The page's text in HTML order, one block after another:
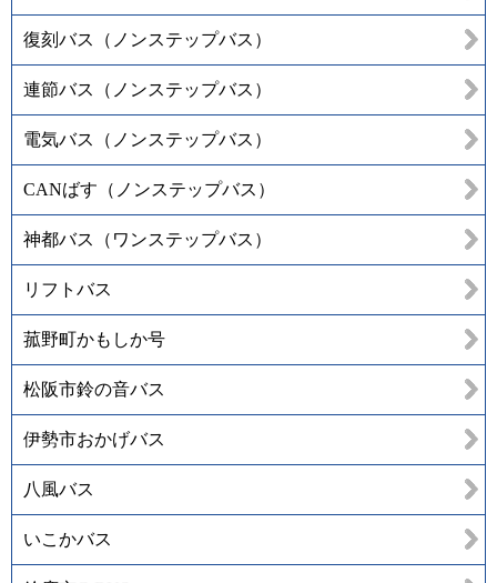
復刻バス（ノンステップバス）
連節バス（ノンステップバス）
電気バス（ノンステップバス）
CANばす（ノンステップバス）
神都バス（ワンステップバス）
リフトバス
菰野町かもしか号
松阪市鈴の音バス
伊勢市おかげバス
八風バス
いこかバス